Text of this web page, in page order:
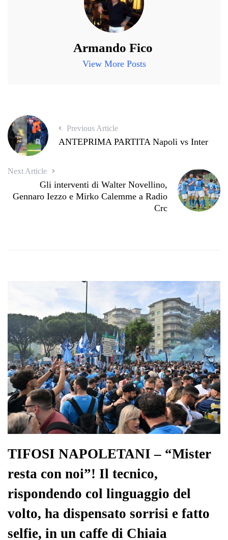
Armando Fico
View More Posts
Previous Article
ANTEPRIMA PARTITA Napoli vs Inter
Next Article
Gli interventi di Walter Novellino,
Gennaro Iezzo e Mirko Calemme a Radio
Crc
TIFOSI NAPOLETANI – “Mister
resta con noi”! Il tecnico,
rispondendo col linguaggio del
volto, ha dispensato sorrisi e fatto
selfie, in un caffe di Chiaia